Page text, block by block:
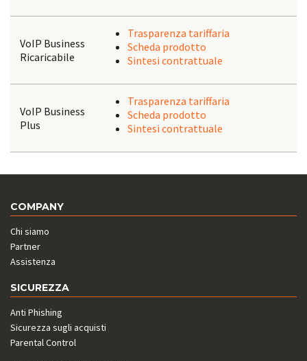
VoIP Business
Ricaricabile
Trasparenza tariffaria
Scheda prodotto
Sintesi contrattuale
VoIP Business
Plus
Trasparenza tariffaria
Scheda prodotto
Sintesi contrattuale
COMPANY
Chi siamo
Partner
Assistenza
SICUREZZA
Anti Phishing
Sicurezza sugli acquisti
Parental Control